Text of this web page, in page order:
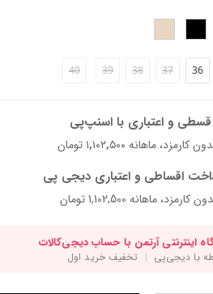
36
37
38
39
40
و اعتباری با اسنپ‌پی
اقساطی و اعتباری دیجی پی